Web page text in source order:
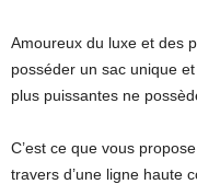
Amoureux du luxe et des
posséder un sac unique
plus puissantes ne
C’est ce que vous
travers d’une ligne haute